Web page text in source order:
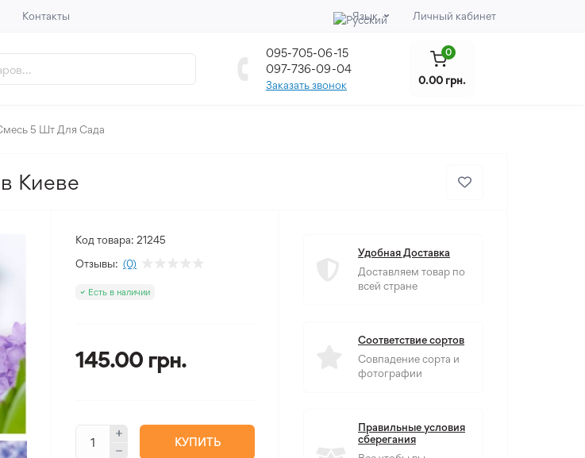
Контакты Язык Личный кабинет
095-705-06-15
097-736-09-04
Заказать звонок
0
0.00 грн.
5 Шт Для Сада
Киеве
Код товара: 21245
Отзывы: (0)
Есть в наличии
145.00 грн.
КУПИТЬ
Удобная Доставка
Доставляем товар по
всей стране
Соответствие сортов
Совпадение сорта и
фотографии
Правильные условия
сберегания